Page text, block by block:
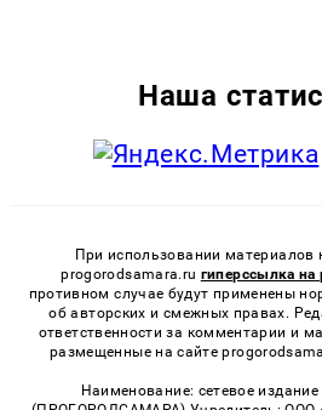
Наша
При использовании материалов
progorodsamara.ru гиперссылка на
противном случае будут применены
об авторских и смежных правах.
ответственности за комментарии и
размещенные на сайте
Наименование: сетевое издание